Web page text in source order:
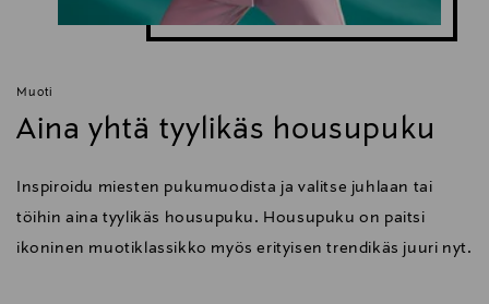
Muoti
Aina yhtä tyylikäs housupuku
Inspiroidu miesten pukumuodista ja valitse juhlaan tai
töihin aina tyylikäs housupuku. Housupuku on paitsi
ikoninen muotiklassikko myös erityisen trendikäs juuri nyt.